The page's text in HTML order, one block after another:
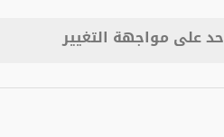
على مواجهة التغيير